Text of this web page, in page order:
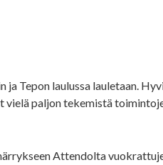
Tepon laulussa lauletaan.
vielä paljon tekemistä
Attendolta